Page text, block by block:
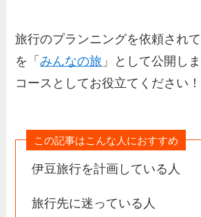
旅行のプランニングを依頼され
を「みんなの旅 」として公開し
コースとしてお役立てください！
この記事はこんな人におすすめ
伊豆旅行を計画している人
旅行先に迷っている人